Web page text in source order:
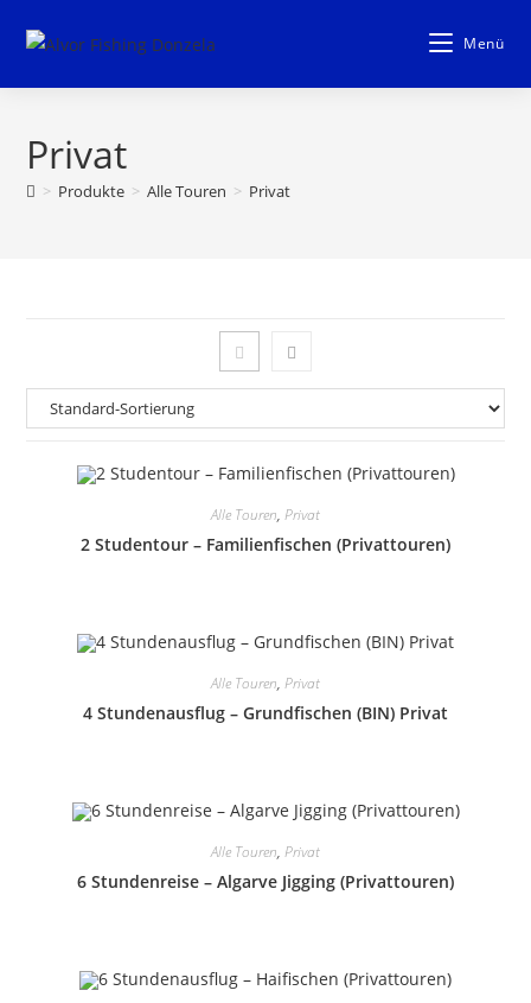
Inhalt
Menü
Privat
> Produkte > Alle Touren > Privat
Alle Touren, Privat
2 Studentour – Familienfischen (Privattouren)
Alle Touren, Privat
4 Stundenausflug – Grundfischen (BIN) Privat
Alle Touren, Privat
6 Stundenreise – Algarve Jigging (Privattouren)